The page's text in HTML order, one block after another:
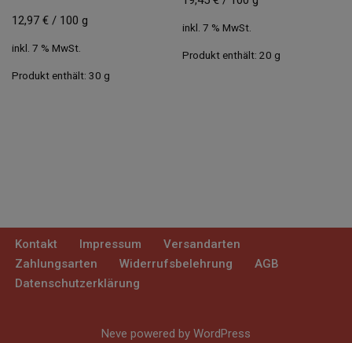
12,97 € / 100 g
inkl. 7 % MwSt.
Produkt enthält: 30 g
inkl. 7 % MwSt.
Produkt enthält: 20 g
Kontakt Impressum
Versandarten
Zahlungsarten
Widerrufsbelehrung
AGB
Datenschutzerklärung
Neve powered by WordPress